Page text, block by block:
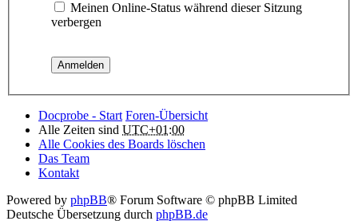
Meinen Online-Status während dieser Sitzung
verbergen
Docprobe - Start Foren-Übersicht
Alle Zeiten sind UTC+01:00
Alle Cookies des Boards löschen
Das Team
Kontakt
Powered by phpBB® Forum Software © phpBB Limited
Deutsche Übersetzung durch phpBB.de